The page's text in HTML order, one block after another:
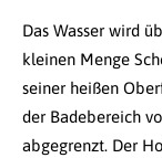
Das Wasser wird
kleinen Menge
seiner heißen
der Badebereich
abgegrenzt. Der